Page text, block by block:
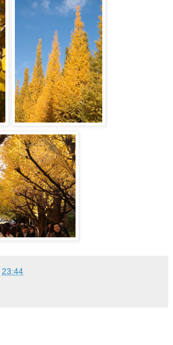
23:44